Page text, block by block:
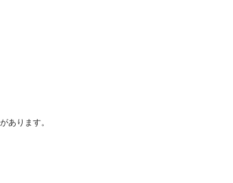
あります。